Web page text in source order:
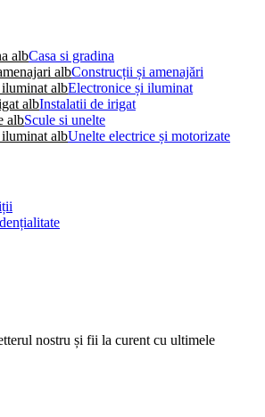
Casa si gradina
Construcții și amenajări
Electronice și iluminat
Instalatii de irigat
Scule si unelte
Unelte electrice și motorizate
nostru și fii la curent cu ultimele